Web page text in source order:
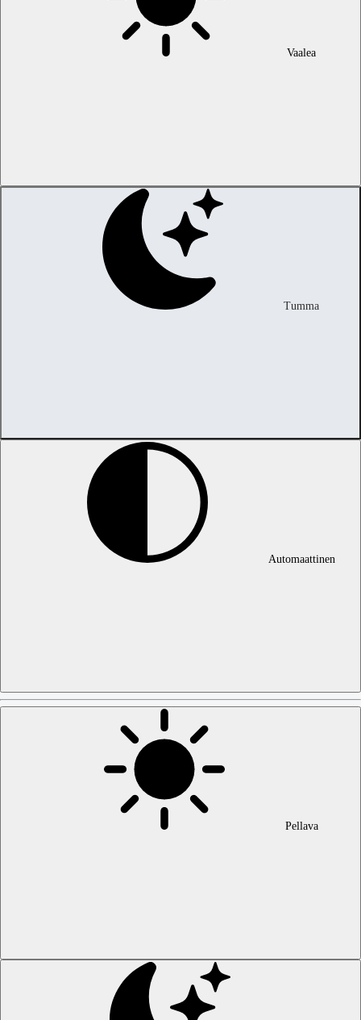
Vaalea
Tumma
Automaattinen
Pellava